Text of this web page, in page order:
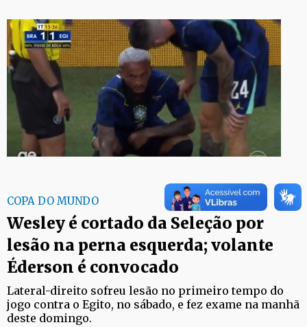
COPA DO MUNDO
Wesley é cortado da Seleção por
lesão na perna esquerda; volante
Éderson é convocado
Lateral-direito sofreu lesão no primeiro tempo do
jogo contra o Egito, no sábado, e fez exame na manhã
deste domingo.